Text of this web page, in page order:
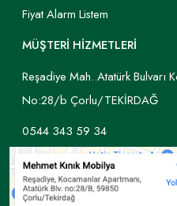
Fiyat Alarm Listem
MÜŞTERİ HİZMETLERİ
Reşadiye Mah. Atatürk Bulvarı
No:28/b Çorlu/TEKİRDAĞ
0544 343 59 34